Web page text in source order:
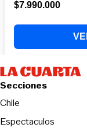
Secciones
Chile
Espectaculos